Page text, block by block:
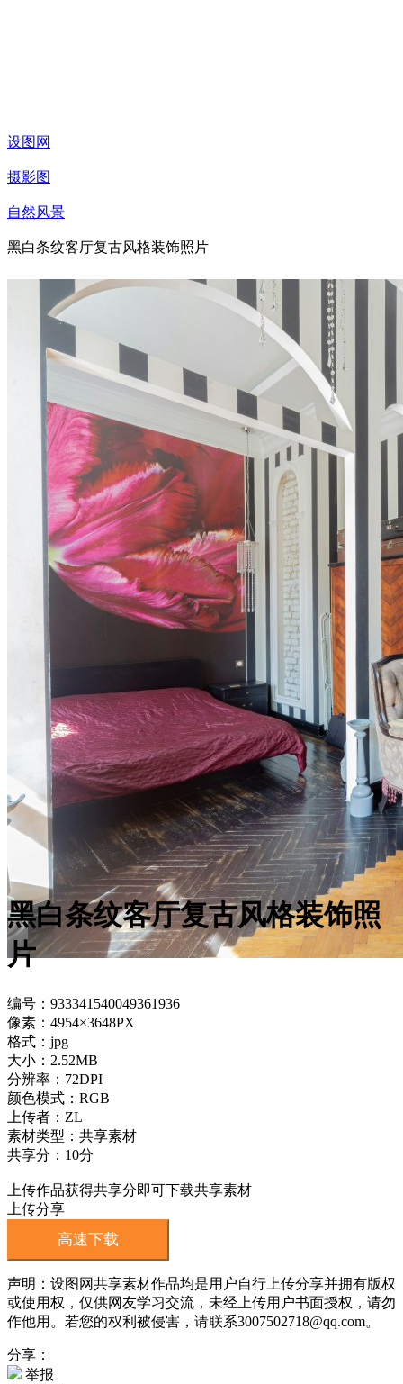
设图网
摄影图
自然风景
黑白条纹客厅复古风格装饰照片
黑白条纹客厅复古风格装饰照
片
编号：933341540049361936
像素：4954×3648PX
格式：jpg
大小：2.52MB
分辨率：72DPI
颜色模式：RGB
上传者：ZL
素材类型：共享素材
共享分：10分
上传作品获得共享分即可下载共享素材
上传分享
高速下载
声明：设图网共享素材作品均是用户自行上传分享并拥有版权
或使用权，仅供网友学习交流，未经上传用户书面授权，请勿
作他用。若您的权利被侵害，请联系3007502718@qq.com。
分享：
举报